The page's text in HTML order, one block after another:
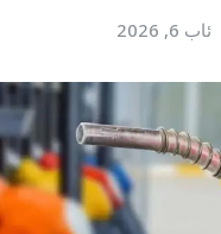
ئاب 6, 2026